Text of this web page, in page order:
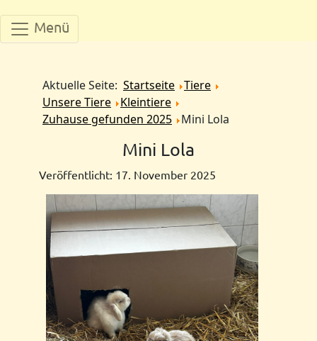
Menü
Aktuelle Seite: Startseite Tiere
Unsere Tiere
Kleintiere
Zuhause gefunden 2025
Mini Lola
Mini Lola
Veröffentlicht: 17. November 2025